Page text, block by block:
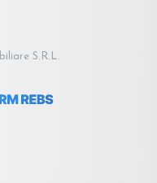
S.R.L.